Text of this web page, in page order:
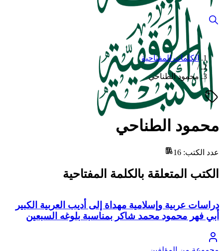
الكلمات المفتاحية
/
محمود الطناحي
محمود الطناحي
عدد الكتب:
16
الكتب المتعلقة بالكلمة المفتاحية
دراسات عربية وإسلامية مهداة إلى أديب العربية الكبير
أبي فهر محمود محمد شاكر بمناسبة بلوغه السبعين